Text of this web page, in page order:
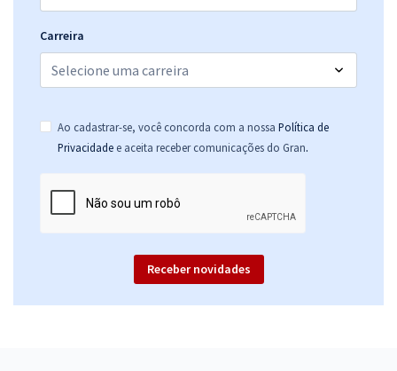
Carreira
Ao cadastrar-se, você concorda com a nossa Política de
Privacidade e aceita receber comunicações do Gran.
Receber novidades